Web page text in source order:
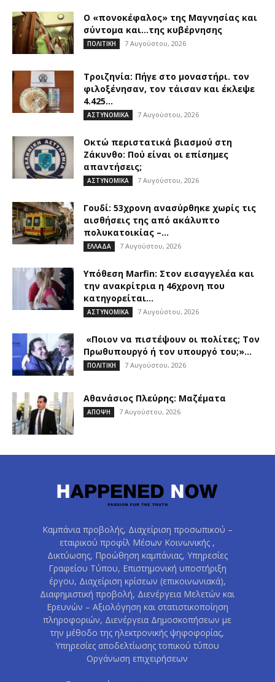
Ο «πονοκέφαλος» της Μαγνησίας και
σύντομα και…της κυβέρνησης
ΠΟΛΙΤΙΚΗ 7 Αυγούστου, 2026
Τροιζηνία: Πήγε στο μοναστήρι. τον
φιλοξένησαν, τον τάισαν και έκλεψε
4.425...
ΑΣΤΥΝΟΜΙΚΑ 7 Αυγούστου, 2026
Οκτώ περιστατικά βιασμού στη
Ζάκυνθο: Πού είναι οι επίσημες
απαντήσεις;
ΑΣΤΥΝΟΜΙΚΑ 7 Αυγούστου, 2026
Γουδί: 53χρονη ανασύρθηκε χωρίς τις
αισθήσεις της από ακάλυπτο
πολυκατοικίας –...
ΕΛΛΑΔΑ 7 Αυγούστου, 2026
Υπόθεση Marfin: Στον εισαγγελέα και
την ανακρίτρια η 46χρονη που
κατηγορείται...
ΑΣΤΥΝΟΜΙΚΑ 7 Αυγούστου, 2026
«Ποιον να πιστέψουν οι πολίτες; Τον
Πρωθυπουργό ή τον υπουργό του;»...
ΠΟΛΙΤΙΚΗ 7 Αυγούστου, 2026
Αθανάσιος Πλεύρης: Μαζέματα
ΑΠΟΨΗ 7 Αυγούστου, 2026
Καμπάνια προβολής, Διαχείριση προσωπικού –
εταιρικού προφίλ Μέσων Κοινωνικής ,
Δικτύωσης, Προώθηση καμπάνιας, Υπηρεσίες
Γραφείου Τύπου, Επιστημονική υποστήριξη
έργου, Διαχείριση κρίσεων (επικοινωνιακά),
Διαφημιστική προβολή, Διενέργεια Μελετών και
Ερευνών – Αξιολόγηση και στατιστικοποίηση
πληροφοριών, Διενέργεια Δημοσκοπήσεων με
την μέθοδο της ηλεκτρονικής ψηφοφορίας,
Υπηρεσίες αποδελτίωσης τοπικού τύπου
Οργάνωση επιχειρήσεων